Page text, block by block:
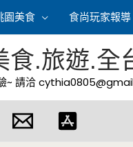
園美食 食尚玩家報導
食.旅遊.全
~ 請洽